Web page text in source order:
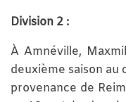
Division 2 :
À Amnéville,
deuxième saison au
provenance de